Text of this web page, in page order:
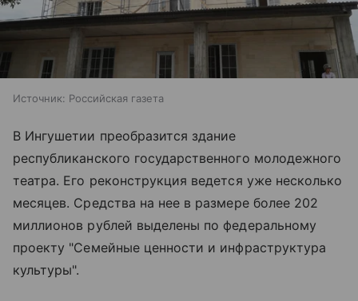
Источник: Российская газета
В Ингушетии преобразится здание
республиканского государственного молодежного
театра. Его реконструкция ведется уже несколько
месяцев. Средства на нее в размере более 202
миллионов рублей выделены по федеральному
проекту "Семейные ценности и инфраструктура
культуры".